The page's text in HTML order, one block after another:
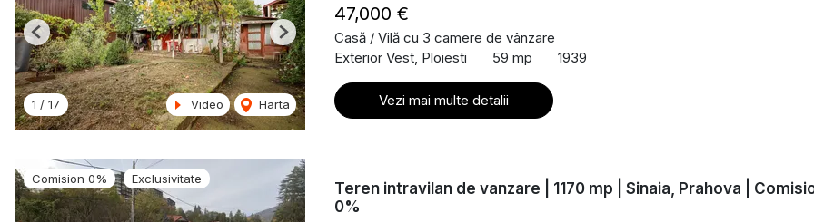
1 / 17 Video Harta
Previous Next
47,000 €
Casă / Vilă cu 3 camere de vânzare
Exterior Vest, Ploiesti
59 mp 1939
Vezi mai multe detalii
Comision 0% Exclusivitate
Teren intravilan de vanzare | 1170 mp | Sinaia, Prahova |
0%